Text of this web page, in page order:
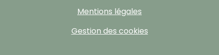
Mentions légales
Gestion des cookies